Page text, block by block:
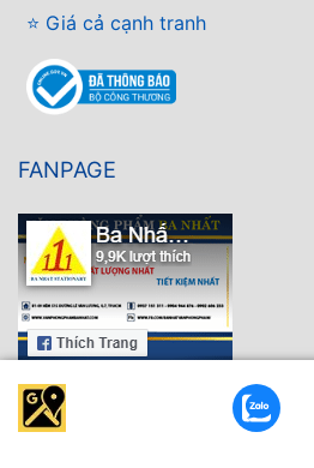
⭐ Giá cả cạnh tranh
FANPAGE